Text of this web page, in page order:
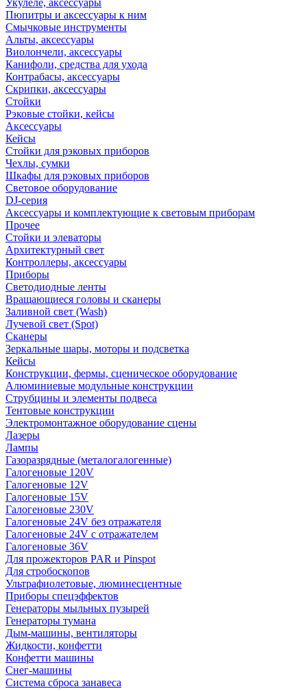
Укулеле, аксессуары
Пюпитры и аксессуары к ним
Смычковые инструменты
Альты, аксессуары
Виолончели, аксессуары
Канифоли, средства для ухода
Контрабасы, аксессуары
Скрипки, аксессуары
Стойки
Рэковые стойки, кейсы
Аксессуары
Кейсы
Стойки для рэковых приборов
Чехлы, сумки
Шкафы для рэковых приборов
Световое оборудование
DJ-серия
Аксессуары и комплектующие к световым приборам
Прочее
Стойки и элеваторы
Архитектурный свет
Контроллеры, аксессуары
Приборы
Светодиодные ленты
Вращающиеся головы и сканеры
Заливной свет (Wash)
Лучевой свет (Spot)
Сканеры
Зеркальные шары, моторы и подсветка
Кейсы
Конструкции, фермы, сценическое оборудование
Алюминиевые модульные конструкции
Струбцины и элементы подвеса
Тентовые конструкции
Электромонтажное оборудование сцены
Лазеры
Лампы
Газоразрядные (металогалогенные)
Галогеновые 120V
Галогеновые 12V
Галогеновые 15V
Галогеновые 230V
Галогеновые 24V без отражателя
Галогеновые 24V с отражателем
Галогеновые 36V
Для прожекторов PAR и Pinspot
Для стробоскопов
Ультрафиолетовые, люминесцентные
Приборы спецэффектов
Генераторы мыльных пузырей
Генераторы тумана
Дым-машины, вентиляторы
Жидкости, конфетти
Конфетти машины
Снег-машины
Система сброса занавеса